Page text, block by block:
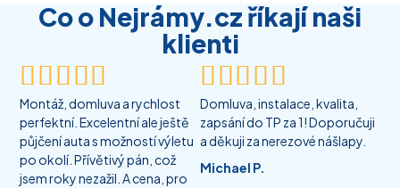
Co o Nejrámy.cz říkají naši
klienti

Montáž, domluva a rychlost
perfektní. Excelentní ale ještě
půjčení auta s možností výletu
po okolí. Přívětivý pán, což
jsem roky nezažil. A cena, pro

Domluva, instalace, kvalita,
zapsání do TP za 1! Doporučuji
a děkuji za nerezové nášlapy.
Michael P.